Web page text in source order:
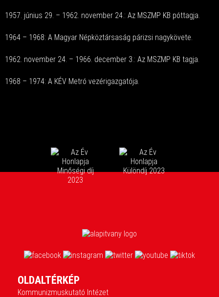
1957. június 29. – 1962. november 24.: Az MSZMP KB póttagja.
1964 – 1968: A Magyar Népköztársaság párizsi nagykövete.
1962. november 24. – 1966. december 3.: Az MSZMP KB tagja.
1968 – 1974: A KÉV Metró vezérigazgatója.
OLDALTÉRKÉP
Kommunizmuskutató Intézet